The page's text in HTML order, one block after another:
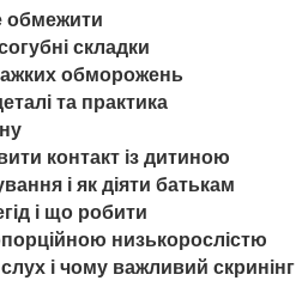
обмежити
складки
обморожень
та практика
контакт із дитиною
і як діяти батькам
і що робити
низькорослістю
і чому важливий скринінг